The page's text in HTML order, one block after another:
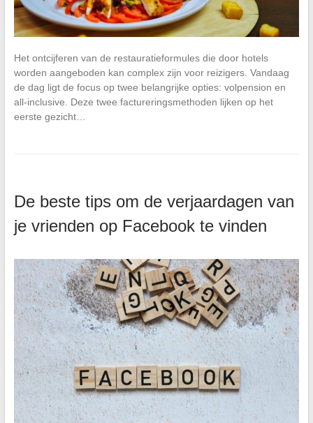
Het ontcijferen van de restauratieformules die door hotels
worden aangeboden kan complex zijn voor reizigers. Vandaag
de dag ligt de focus op twee belangrijke opties: volpension en
all-inclusive. Deze twee factureringsmethoden lijken op het
eerste gezicht…
De beste tips om de verjaardagen van
je vrienden op Facebook te vinden